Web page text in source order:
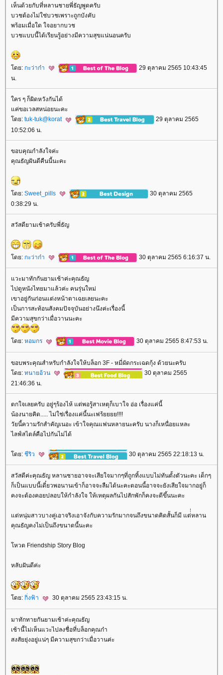
เห็นด้วยกับที่หลานชายพี่ธัญพูดครับ
บวชต้องไม่ใช่บวชเพราะถูกบังคับ
พร้อมเมื่อใด ใจอยากบวช
บวชแบบนี้ได้เรียนรู้อย่างมีความสุขแน่นอนครับ
ดย: กะว่าก๋า
29 ตุลาคม 2565 10:43:45
น.
คร ๆ ก็ผิดหวังกันได้
ค่ขอเวลสหน่อยนะคะ
ดย: tuk-tuk@korat
29 ตุลาคม 2565
10:52:06 น.
ขอบคุณกำลังใจค่ะ
คุณธัญฝันดีคืนนี้นะคะ
ดย: Sweet_pills
30 ตุลาคม 2565
0:38:29 น.
สวัสดียามเช้าครับพี่ธัญ
ดย: กะว่าก๋า 30 ตุลาคม 2565 6:16:37 น.
วะมาทักกันยามเช้าค่ะคุณธัญ
ไปดูหนังไทยมาแล้วค่ะ คนรุ่นใหม่
เขาอยู่กันก่อนแต่งหน้าตาเฉยเลยนะคะ
เป็นการสะท้อนสังคมปัจจุบันอย่างนึงค่ะเรื่องนี้
มีความสุขกว่าเมื่อวานนะคะ
ดย: หอมกร 30 ตุลาคม 2565 8:47:53 น.
ขอบพระคุณสำหรับกำลังใจให้บล็อก 3F - หมี่ผัดกระเฉดกุ้ง ด้วยนะครับ
ดย: ทนายอ้วน
30 ตุลาคม 2565
21:46:36 น.
ตกใจเลยครับ อยู่ๆร้องไห้ แต่พอรู้สาเหตุก็เบาใจ อ่อ เรื่องแค่นี้
น้องนายคิด..... ไม่ใช่เรื่องแค่นี้นะเฟร้ยยยย!!!!
วัยนี้ความรักสำคัญเนอะ เข้าใจคุณแฟนหลายนะครับ นางก็เหนื่อยแหละ
ไลฟ์สไตล์คือไปกันไม่ได้
ดย: ชีริว 30 ตุลาคม 2565 22:18:13 น.
สวัสดีค่ะคุณธัญ หลานชายอาจจะเสียใจมากๆที่ถูกทิ้งแบบไม่ทันตั้งตัวนะคะ เด็กๆ
ก็เป็นแบบนี้เดี๋ยวพอนานเข้าก็อาจจะลืมได้นะคะตอนนี้อาจจะยังเสียใจมากอยู่ก็
คงจะต้องคอยปลอบให้กำลังใจ ให้เหตุผลกันไปสักพักก็คงจะดีขึ้นนะคะ
ต่หนุ่มสาวบางคู่เอาจริงเอาจังกับความรักมากจนถึงขนาดคิดสั้นก็มี แต่่่่หลาน
คุณธัญคงไม่เป็นถึงขนาดนี้นะคะ
หวต Friendship Story Blog
หลับฝันดีค่ะ
ดย: กิ่งฟ้า 30 ตุลาคม 2565 23:43:15 น.
มาทักทายกันยามเช้าค่ะคุณธัญ
เช้านี้ไม่เห็นแวะไปลงชื่อที่บล็อกคุณก๋า
สงสัยยุ่งอยู่แน่ๆ มีความสุขกว่าเมื่อวานค่ะ